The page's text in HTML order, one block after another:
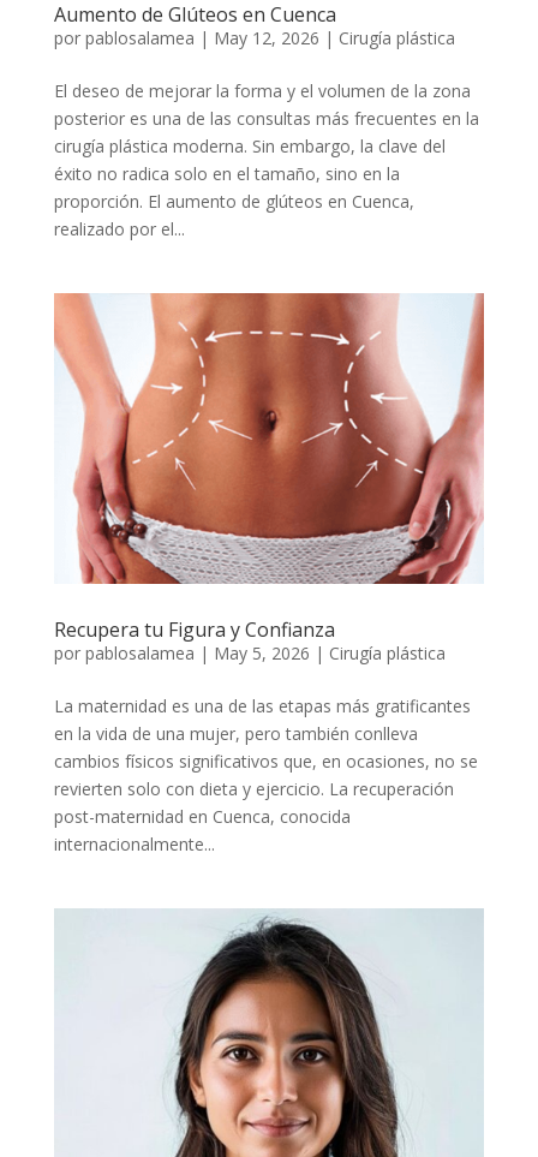
Aumento de Glúteos en Cuenca
por pablosalamea | May 12, 2026 | Cirugía plástica
El deseo de mejorar la forma y el volumen de la zona
posterior es una de las consultas más frecuentes en la
cirugía plástica moderna. Sin embargo, la clave del
éxito no radica solo en el tamaño, sino en la
proporción. El aumento de glúteos en Cuenca,
realizado por el...
Recupera tu Figura y Confianza
por pablosalamea | May 5, 2026 | Cirugía plástica
La maternidad es una de las etapas más gratificantes
en la vida de una mujer, pero también conlleva
cambios físicos significativos que, en ocasiones, no se
revierten solo con dieta y ejercicio. La recuperación
post-maternidad en Cuenca, conocida
internacionalmente...